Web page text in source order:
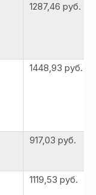
1287,46 руб.
1448,93 руб.
917,03 руб.
1119,53 руб.